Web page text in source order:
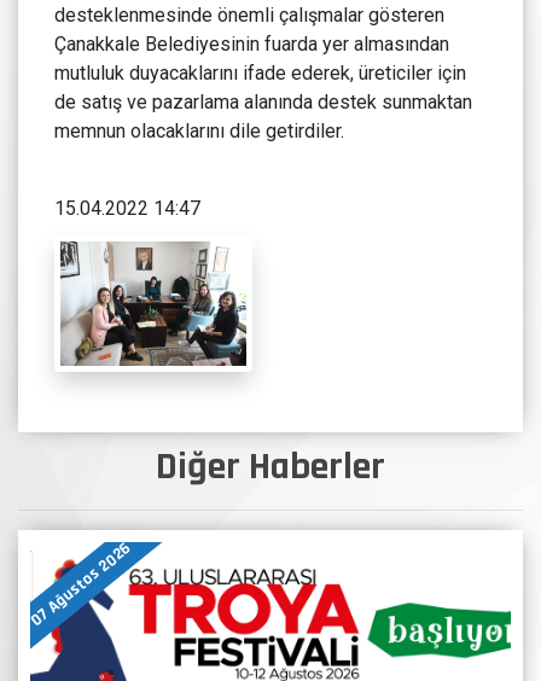
Diğer Haberler
07 Ağustos 2026
desteklenmesinde önemli çalışmalar gösteren
Çanakkale Belediyesinin fuarda yer almasından
mutluluk duyacaklarını ifade ederek, üreticiler için
de satış ve pazarlama alanında destek sunmaktan
memnun olacaklarını dile getirdiler.
15.04.2022 14:47